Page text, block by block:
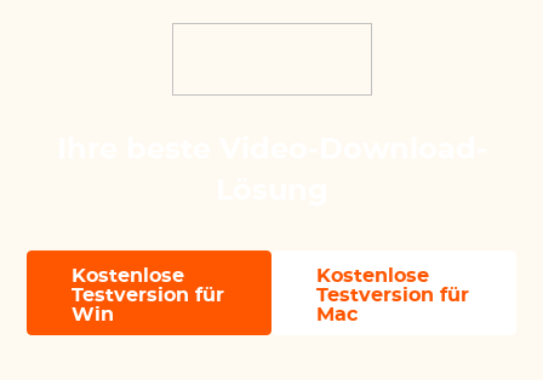
Kostenlose
Testversion für
Win
Kostenlose
Testversion für
Mac